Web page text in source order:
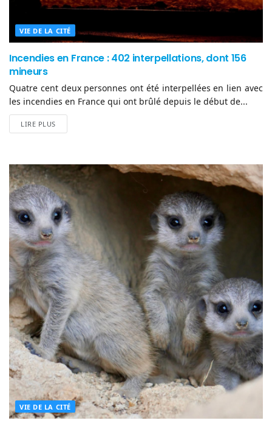
VIE DE LA CITÉ
Incendies en France : 402 interpellations, dont 156
mineurs
Quatre cent deux personnes ont été interpellées en lien avec
les incendies en France qui ont brûlé depuis le début de...
LIRE PLUS
VIE DE LA CITÉ